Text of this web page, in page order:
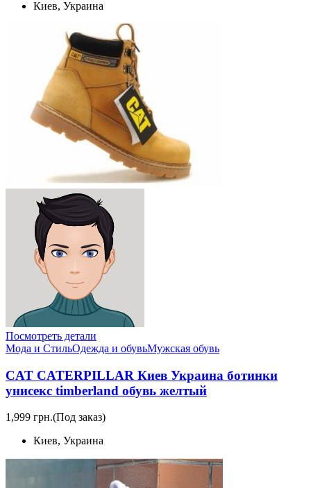
Киев, Украина
Посмотреть детали
Мода и СтильОдежда и обувьМужская обувь
CAT CATERPILLAR Киев Украина ботинки
унисекс timberland обувь желтый
1,999 грн.(Под заказ)
Киев, Украина